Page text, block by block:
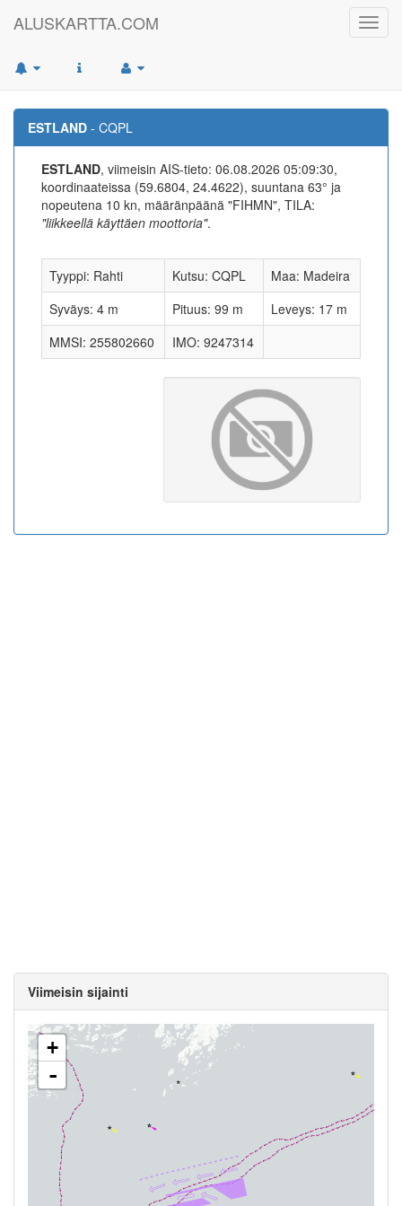
ALUSKARTTA.COM
ESTLAND - CQPL
ESTLAND, viimeisin AIS-tieto: 06.08.2026 05:09:30,
koordinaateissa (59.6804, 24.4622), suuntana 63° ja
nopeutena 10 kn, määränpäänä "FIHMN", TILA:
"liikkeellä käyttäen moottoria".
Tyyppi: Rahti Kutsu: CQPL
Maa: Madeira
Syväys: 4 m
Pituus: 99 m
Leveys: 17 m
MMSI: 255802660
IMO: 9247314
Viimeisin sijainti
+
-